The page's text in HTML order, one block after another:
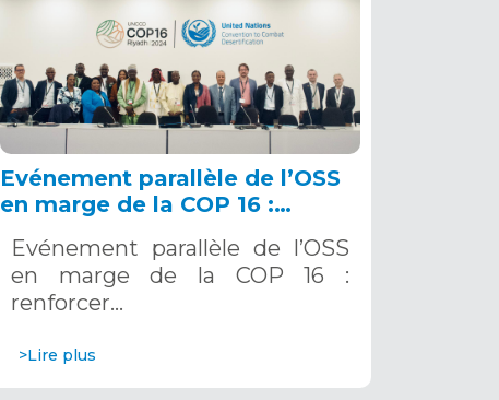
Evénement parallèle de l’OSS
en marge de la COP 16 :
grâce aux Systèmes d’Alerte
Précoce Multirisques. 12
décembre 2024
Evénement parallèle de l’OSS
en marge de la COP 16 :
renforcer…
>Lire plus